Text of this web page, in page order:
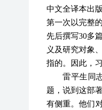
中文全译本出
第一次以完整
先后撰写30多
义及研究对象
指的。因此，
雷平生同
题，说到这部
有侧重。他们